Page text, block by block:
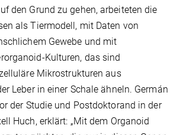
den Grund zu gehen, arbeiteten die
als Tiermodell, mit Daten von
Gewebe und mit
Kulturen, das sind
Mikrostrukturen aus
Leber in einer Schale ähneln. Germán
der Studie und Postdoktorand in der
Huch, erklärt: „Mit dem Organoid